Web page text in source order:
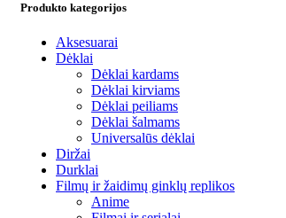
Produkto kategorijos
Aksesuarai
Dėklai
Dėklai kardams
Dėklai kirviams
Dėklai peiliams
Dėklai šalmams
Universalūs dėklai
Diržai
Durklai
Filmų ir žaidimų ginklų replikos
Anime